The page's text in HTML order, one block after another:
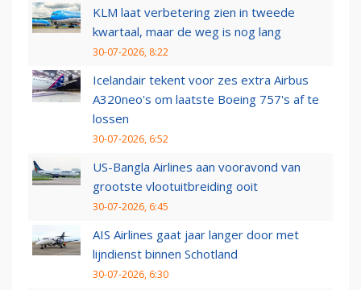
KLM laat verbetering zien in tweede
kwartaal, maar de weg is nog lang
30-07-2026, 8:22
Icelandair tekent voor zes extra Airbus
A320neo's om laatste Boeing 757's af te
lossen
30-07-2026, 6:52
US-Bangla Airlines aan vooravond van
grootste vlootuitbreiding ooit
30-07-2026, 6:45
AIS Airlines gaat jaar langer door met
lijndienst binnen Schotland
30-07-2026, 6:30